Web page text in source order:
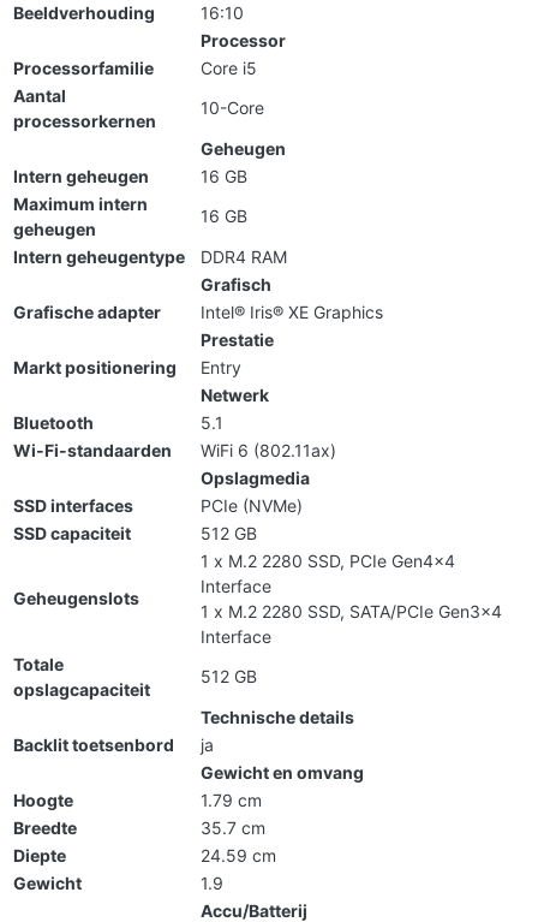
Beeldverhouding
16:10
Processor
Processorfamilie
Core i5
Aantal
processorkernen
10-Core
Geheugen
Intern geheugen
16 GB
Maximum intern
geheugen
16 GB
Intern geheugentype
DDR4 RAM
Grafisch
Grafische adapter
Intel® Iris® XE Graphics
Prestatie
Markt positionering
Entry
Netwerk
Bluetooth
5.1
Wi-Fi-standaarden
WiFi 6 (802.11ax)
Opslagmedia
SSD interfaces
PCIe (NVMe)
SSD capaciteit
512 GB
Geheugenslots
1 x M.2 2280 SSD, PCIe Gen4x4
Interface
1 x M.2 2280 SSD, SATA/PCIe Gen3x4
Interface
Totale
opslagcapaciteit
512 GB
Technische details
Backlit toetsenbord
ja
Gewicht en omvang
Hoogte
1.79 cm
Breedte
35.7 cm
Diepte
24.59 cm
Gewicht
1.9
Accu/Batterij